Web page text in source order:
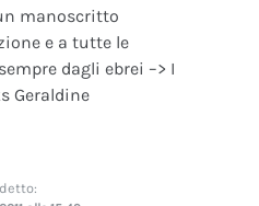
manoscritto
e a tutte le
dagli ebrei –> I
Geraldine